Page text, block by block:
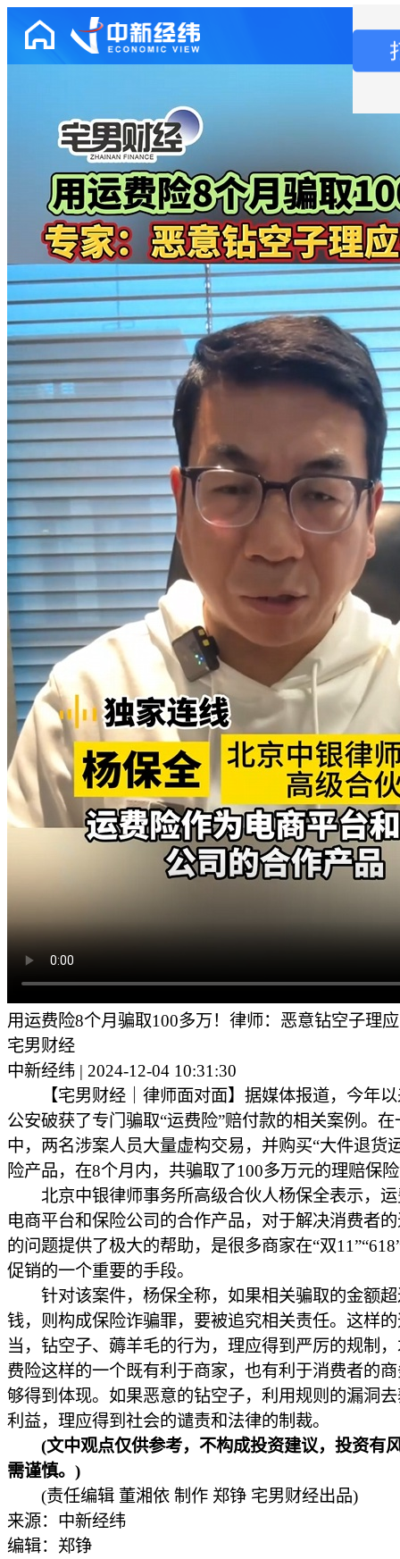
用运费险8个月骗取100多万！律师：恶意钻空子理
宅男财经
中新经纬 | 2024-12-04 10:31:30
【宅男财经｜律师面对面】据媒体报道，今年以
公安破获了专门骗取“运费险”赔付款的相关案例。在
中，两名涉案人员大量虚构交易，并购买“大件退货
险产品，在8个月内，共骗取了100多万元的理赔保
北京中银律师事务所高级合伙人杨保全表示，运
电商平台和保险公司的合作产品，对于解决消费者
的问题提供了极大的帮助，是很多商家在“双
促销的一个重要的手段。
针对该案件，杨保全称，如果相关骗取的金额超
钱，则构成保险诈骗罪，要被追究相关责任。这样
当，钻空子、薅羊毛的行为，理应得到严厉的规制
费险这样的一个既有利于商家，也有利于消费者的
够得到体现。如果恶意的钻空子，利用规则的漏洞
利益，理应得到社会的谴责和法律的制裁。
(文中观点仅供参考，不构成投资建议，投资有
需谨慎。)
(责任编辑 董湘依 制作 郑铮 宅男财经出品)
来源：中新经纬
编辑：郑铮